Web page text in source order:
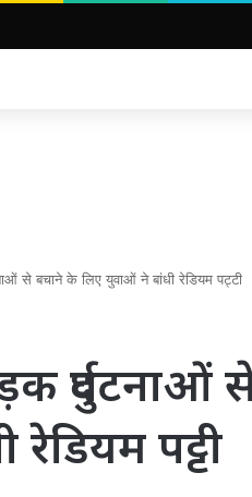
से बचाने के लिए युवाओं ने बांधी रेडियम पट्टी
पट्टी